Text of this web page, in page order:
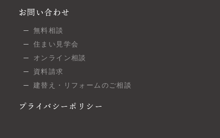
お問い合わせ
無料相談
住まい見学会
オンライン相談
資料請求
建替え・リフォームのご相談
プライバシーポリシー